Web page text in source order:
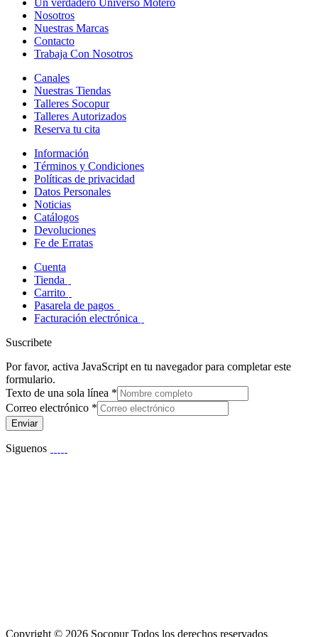
Un verdadero Universo Motero
Nosotros
Nuestras Marcas
Contacto
Trabaja Con Nosotros
Canales
Nuestras Tiendas
Talleres Socopur
Talleres Autorizados
Reserva tu cita
Información
Términos y Condiciones
Políticas de privacidad
Datos Personales
Noticias
Catálogos
Devoluciones
Fe de Erratas
Cuenta
Tienda
Carrito
Pasarela de pagos
Facturación electrónica
Suscribete
Por favor, activa JavaScript en tu navegador para completar este
formulario.
Texto de una sola línea *
Correo electrónico *
Enviar
Siguenos
Copyright © 2026 Socopur Todos los derechos reservados